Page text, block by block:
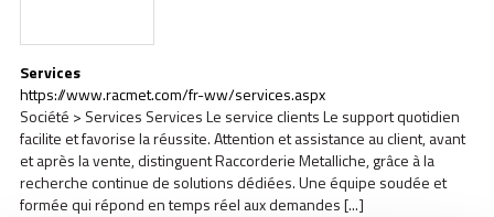
Services
https://www.racmet.com/fr-ww/services.aspx
Société > Services Services Le service clients Le support quotidien
facilite et favorise la réussite. Attention et assistance au client, avant
et après la vente, distinguent Raccorderie Metalliche, grâce à la
recherche continue de solutions dédiées. Une équipe soudée et
formée qui répond en temps réel aux demandes [...]